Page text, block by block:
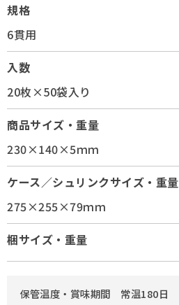
規格
6貫用
入数
20枚×50袋入り
商品サイズ・重量
230×140×5ｍｍ
ケース／シュリンクサイズ・重量
275×255×79ｍｍ
梱サイズ・重量
保管温度・賞味期間 常温180日